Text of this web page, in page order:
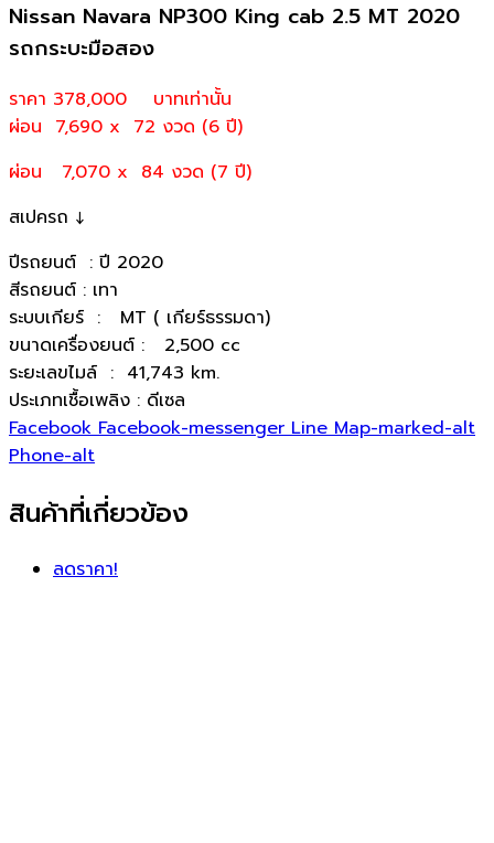
Nissan Navara NP300 King cab 2.5 MT 2020
รถกระบะมือสอง
ราคา 378,000
บาทเท่านั้น
ผ่อน 7,690 x 72 งวด (6 ปี)
ผ่อน 7,070 x 84 งวด (7 ปี)
สเปครถ ↓
ปีรถยนต์ : ปี 2020
สีรถยนต์ : เทา
ระบบเกียร์ : MT ( เกียร์ธรรมดา)
ขนาดเครื่องยนต์ : 2,500 cc
ระยะเลขไมล์ : 41,743 km.
ประเภทเชื้อเพลิง : ดีเซล
Facebook Facebook-messenger Line Map-marked-alt
Phone-alt
สินค้าที่เกี่ยวข้อง
ลดราคา!